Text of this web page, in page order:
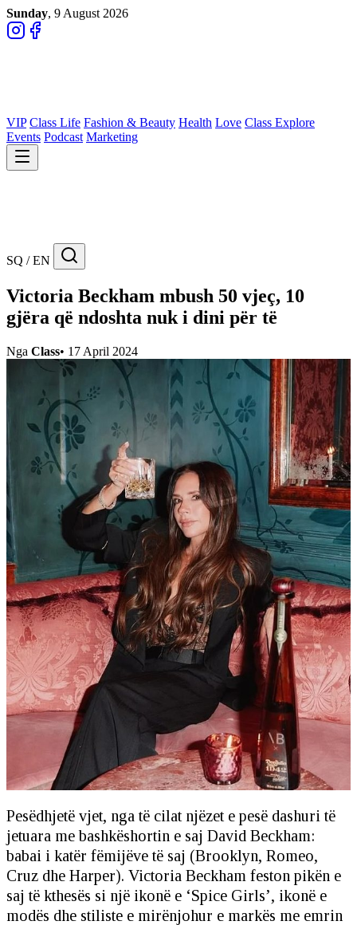
Sunday, 9 August 2026
VIP Class Life Fashion & Beauty Health Love Class Explore
Events Podcast Marketing
SQ / EN
Victoria Beckham mbush 50 vjeç, 10
gjëra që ndoshta nuk i dini për të
Nga Class• 17 April 2024
Pesëdhjetë vjet, nga të cilat njëzet e pesë dashuri të
jetuara me bashkëshortin e saj David Beckham:
babai i katër fëmijëve të saj (Brooklyn, Romeo,
Cruz dhe Harper). Victoria Beckham feston pikën e
saj të kthesës si një ikonë e ‘Spice Girls’, ikonë e
modës dhe stiliste e mirënjohur e markës me emrin